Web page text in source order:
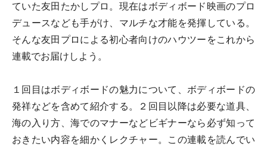
ていた友田たかしプロ。現在はボディボード映画のプロ
デュースなども手がけ、マルチな才能を発揮している。
そんな友田プロによる初心者向けのハウツーをこれから
連載でお届けしよう。
１回目はボディボードの魅力について、ボディボードの
発祥などを含めて紹介する。２回目以降は必要な道具、
海の入り方、海でのマナーなどビギナーなら必ず知って
おきたい内容を細かくレクチャー。この連載を読んでい